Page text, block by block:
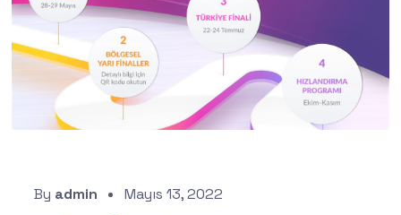
By admin Mayıs 13, 2022